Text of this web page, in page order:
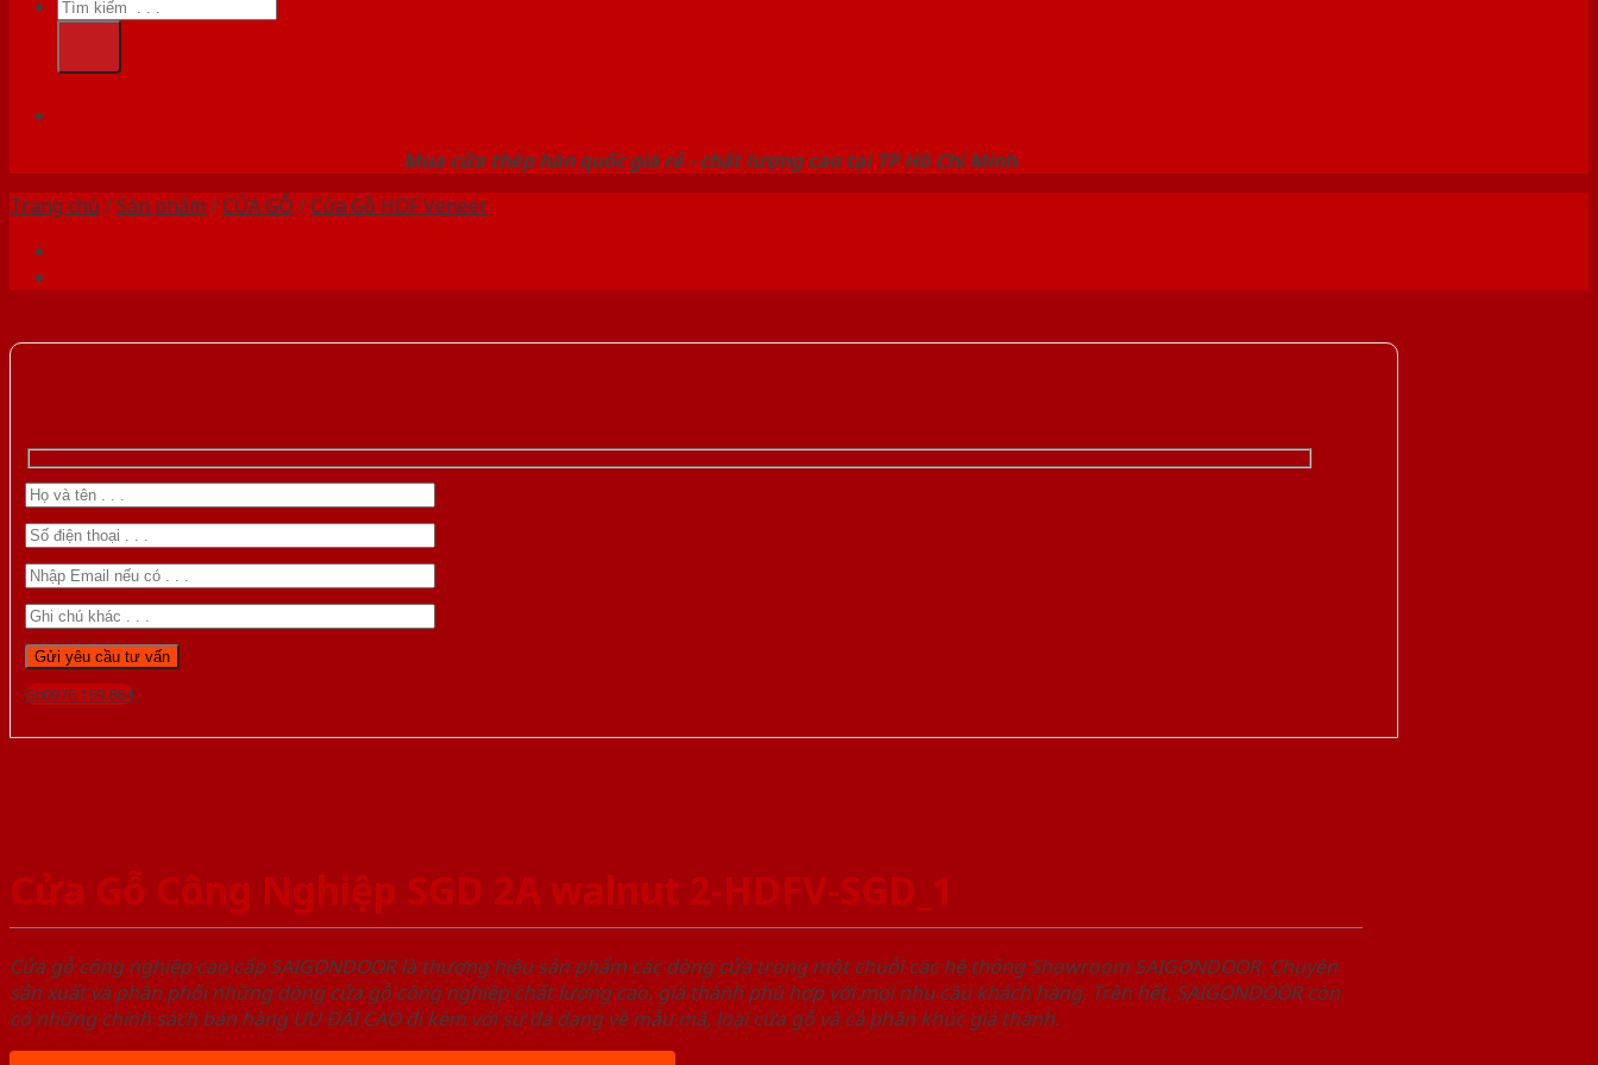
kiếm:
Mua cửa thép hàn quốc giá rẻ - chất lượng cao tại TP Hồ Chí Minh
Trang chủ /Sản phẩm /CỬA GỖ /Cửa Gỗ HDF Veneer
Gọi 0976.169.864
Cửa Gỗ Công Nghiệp SGD 2A walnut 2-HDFV-SGD_1
Cửa gỗ công nghiệp cao cấp SAIGONDOOR là thương hiệu sản phẩm các dòng cửa trong một chuỗi các hệ thống Showroom SAIGONDOOR. Chuyên
sản xuất và phân phối những dòng cửa gỗ công nghiệp chất lượng cao, giá thành phù hợp với mọi nhu cầu khách hàng. Trên hết, SAIGONDOOR còn
có những chính sách bán hàng ƯU ĐÃI CAO đi kèm với sự đa dạng về mẫu mã, loại cửa gỗ và cả phân khúc giá thành.